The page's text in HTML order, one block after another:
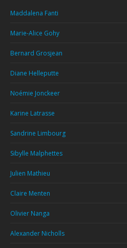
Maddalena Fanti
Marie-Alice Gohy
Bernard Grosjean
Diane Helleputte
Noémie Jonckeer
Karine Latrasse
Sandrine Limbourg
Sibylle Malphettes
Julien Mathieu
Claire Menten
Olivier Nanga
Alexander Nicholls